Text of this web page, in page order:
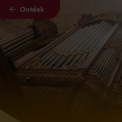
Naar hoofdcontent
Ontdek